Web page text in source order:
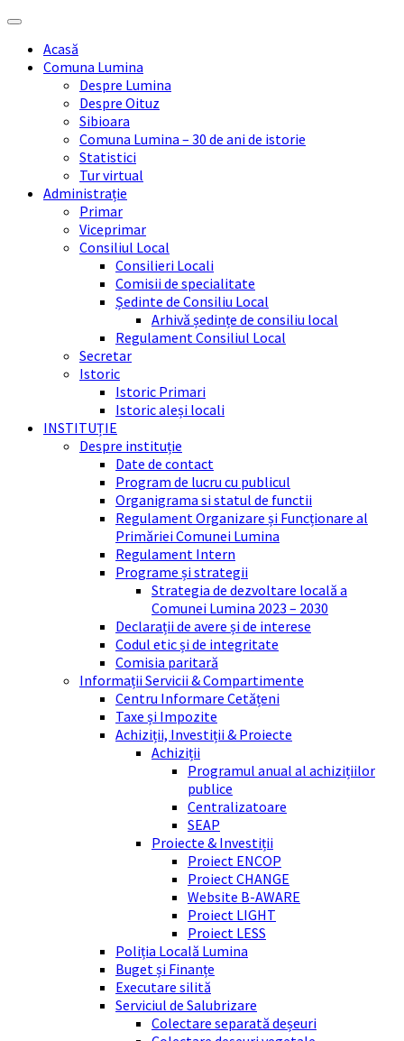
Skip
content
Skip
sidebar
Skip
right
sidebar
Skip
footerAcasă
Comuna Lumina
Despre Lumina
Despre Oituz
Sibioara
Comuna Lumina – 30 de ani de istorie
Statistici
Tur virtual
Administrație
Primar
Viceprimar
Consiliul Local
Consilieri Locali
Comisii de specialitate
Ședinte de Consiliu Local
Arhivă ședințe de consiliu local
Regulament Consiliul Local
Secretar
Istoric
Istoric Primari
Istoric aleși locali
INSTITUȚIE
Despre instituție
Date de contact
Program de lucru cu publicul
Organigrama si statul de functii
Regulament Organizare și Funcționare al
Primăriei Comunei Lumina
Regulament Intern
Programe și strategii
Strategia de dezvoltare locală a
Comunei Lumina 2023 – 2030
Declarații de avere și de interese
Codul etic și de integritate
Comisia paritară
Informații Servicii & Compartimente
Centru Informare Cetățeni
Taxe și Impozite
Achiziții, Investiții & Proiecte
Achiziții
Programul anual al achizițiilor
publice
Centralizatoare
SEAP
Proiecte & Investiții
Proiect ENCOP
Proiect CHANGE
Website B-AWARE
Proiect LIGHT
Proiect LESS
Poliția Locală Lumina
Buget și Finanțe
Executare silită
Serviciul de Salubrizare
Colectare separată deșeuri